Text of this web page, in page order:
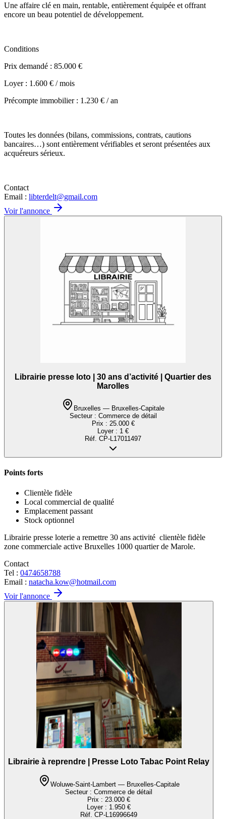
Une affaire clé en main, rentable, entièrement équipée et offrant
encore un beau potentiel de développement.
Conditions
Prix demandé : 85.000 €
Loyer : 1.600 € / mois
Précompte immobilier : 1.230 € / an
Toutes les données (bilans, commissions, contrats, cautions
bancaires…) sont entièrement vérifiables et seront présentées aux
acquéreurs sérieux.
Contact
Email : libterdelt@gmail.com
Voir l'annonce
Librairie presse loto | 30 ans d’activité | Quartier des
Marolles
Bruxelles — Bruxelles-Capitale
Secteur : Commerce de détail
Prix : 25.000 €
Loyer : 1 €
Réf. CP-L17011497
Points forts
Clientèle fidèle
Local commercial de qualité
Emplacement passant
Stock optionnel
Librairie presse loterie a remettre 30 ans activité clientèle fidèle
zone commerciale active Bruxelles 1000 quartier de Marole.
Contact
Tel : 0474658788
Email : natacha.kow@hotmail.com
Voir l'annonce
Librairie à reprendre | Presse Loto Tabac Point Relay
Woluwe-Saint-Lambert — Bruxelles-Capitale
Secteur : Commerce de détail
Prix : 23.000 €
Loyer : 1.950 €
Réf. CP-L16996649